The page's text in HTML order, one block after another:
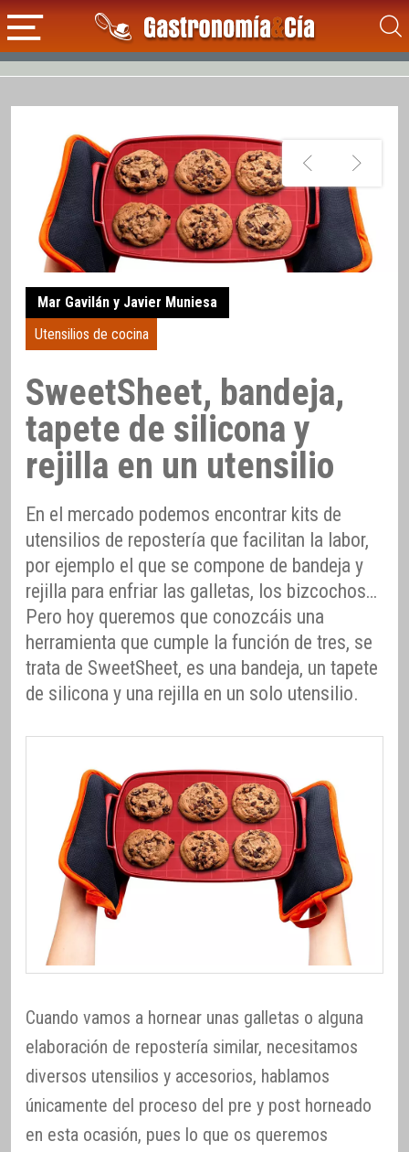
Mar Gavilán y Javier Muniesa
Utensilios de cocina
SweetSheet, bandeja,
tapete de silicona y
rejilla en un utensilio
En el mercado podemos encontrar kits de
utensilios de repostería que facilitan la labor,
por ejemplo el que se compone de bandeja y
rejilla para enfriar las galletas, los bizcochos…
Pero hoy queremos que conozcáis una
herramienta que cumple la función de tres, se
trata de SweetSheet, es una bandeja, un tapete
de silicona y una rejilla en un solo utensilio.
Cuando vamos a hornear unas galletas o alguna
elaboración de repostería similar, necesitamos
diversos utensilios y accesorios, hablamos
únicamente del proceso del pre y post horneado
en esta ocasión, pues lo que os queremos